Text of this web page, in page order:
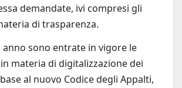
demandate, ivi compresi gli
di trasparenza.
anno sono entrate in vigore le
materia di digitalizzazione dei
al nuovo Codice degli Appalti,